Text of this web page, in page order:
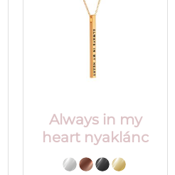
Always in my
heart nyaklánc